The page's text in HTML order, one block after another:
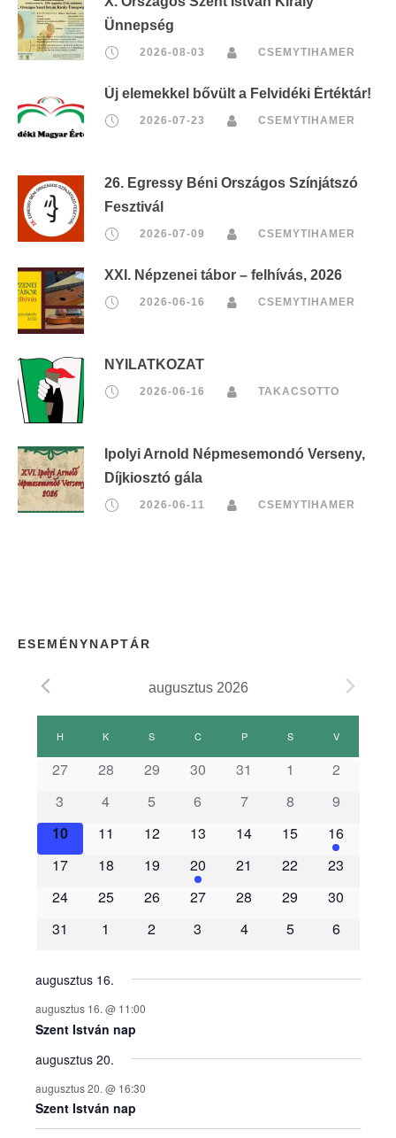
Ünnepség
2026-08-03 CSEMYTIHAMER
Új elemekkel bővült a Felvidéki Értéktár!
2026-07-23 CSEMYTIHAMER
26. Egressy Béni Országos Színjátszó
Fesztivál
2026-07-09 CSEMYTIHAMER
XXI. Népzenei tábor – felhívás, 2026
2026-06-16 CSEMYTIHAMER
NYILATKOZAT
2026-06-16 TAKACSOTTO
Ipolyi Arnold Népmesemondó Verseny,
Díjkiosztó gála
2026-06-11 CSEMYTIHAMER
ESEMÉNYNAPTÁR
augusztus 2026
E
e
m
é
n
y
e
k
n
H K S CCSÜTÖRTÖK
PPÉNTEK SSZOMBAT
VVASÁRNAP
27 28 29 30 31 1
2
3
4 5 6 7 8
9
10
11 12 13 14 15
16
17
18 19 20 21 22
23
24
25 26 27 28 29
30
31
1 2 3 4 5 6
augusztus 16.
augusztus 16. @ 11:00
Szent István nap
augusztus 20.
augusztus 20. @ 16:30
Szent István nap